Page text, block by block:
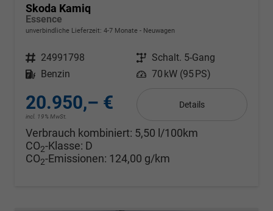
Skoda Kamiq
Essence
unverbindliche Lieferzeit: 4-7 Monate Neuwagen
Fahrzeugnr. 24991798 Getriebe Schalt. 5-Gang
Kraftstoff
Benzin Leistung 70 kW (95 PS)
20.950,– €
incl. 19% MwSt.
Details
Verbrauch kombiniert: 5,50 l/100km
CO2-Klasse: D
CO2-Emissionen: 124,00 g/km